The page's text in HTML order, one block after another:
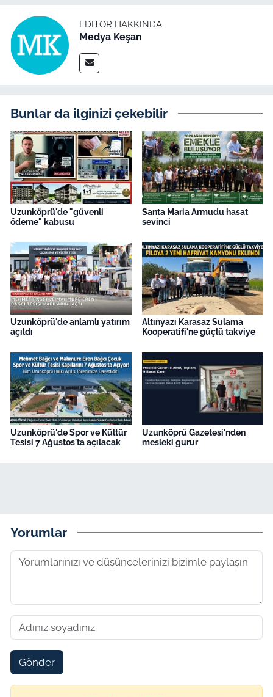
EDITÖR HAKKINDA
Medya Keşan
Bunlar da ilginizi çekebilir
Uzunköprü'de "güvenli
ödeme" kabusu
Santa Maria Armudu hasat
sevinci
Uzunköprü'de anlamlı yatırım
açıldı
Altınyazı Karasaz Sulama
Kooperatifi'ne güçlü takviye
Uzunköprü'de Spor ve Kültür
Tesisi 7 Ağustos'ta açılacak
Uzunköprü Gazetesi'nden
mesleki gurur
Yorumlar
Gönder